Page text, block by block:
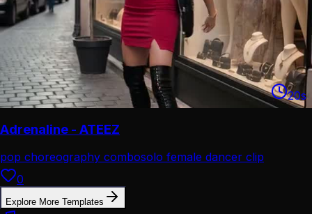
20s
Adrenaline - ATEEZ
pop choreography combosolo female dancer clip
0
Explore More Templates